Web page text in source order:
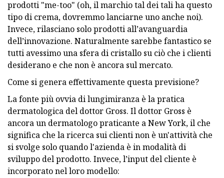
prodotti "me-too" (oh, il marchio tal dei tali ha questo
tipo di crema, dovremmo lanciarne uno anche noi).
Invece, rilasciano solo prodotti all’avanguardia
dell’innovazione. Naturalmente sarebbe fantastico se
tutti avessimo una sfera di cristallo su ciò che i clienti
desiderano e che non è ancora sul mercato.
Come si genera effettivamente questa previsione?
La fonte più ovvia di lungimiranza è la pratica
dermatologica del dottor Gross. Il dottor Gross è
ancora un dermatologo praticante a New York, il che
significa che la ricerca sui clienti non è un'attività che
si svolge solo quando l'azienda è in modalità di
sviluppo del prodotto. Invece, l’input del cliente è
incorporato nel loro modello: